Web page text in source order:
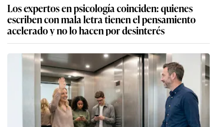
Los expertos en psicología coinciden: quienes
escriben con mala letra tienen el pensamiento
acelerado y no lo hacen por desinterés